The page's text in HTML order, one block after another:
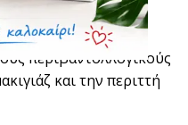
καθαρισμό του
περιβαντολλογικούς
και την περιττή